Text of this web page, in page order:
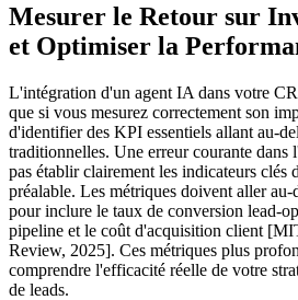
Mesurer le Retour sur
et Optimiser la
L'intégration d'un agent IA dans votre
que si vous mesurez correctement son
d'identifier des KPI essentiels allant au-
traditionnelles. Une erreur courante dans
pas établir clairement les indicateurs clés
préalable. Les métriques doivent aller
pour inclure le taux de conversion lead-
pipeline et le coût d'acquisition client
Review, 2025]. Ces métriques plus
comprendre l'efficacité réelle de votre
de leads.